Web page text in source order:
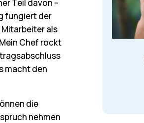
Teil davon –
fungiert der
als
Chef rockt
macht den
die
nehmen